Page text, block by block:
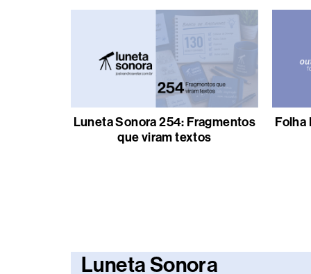
Luneta Sonora 254: Fragmentos
que viram textos
Folha
Luneta Sonora